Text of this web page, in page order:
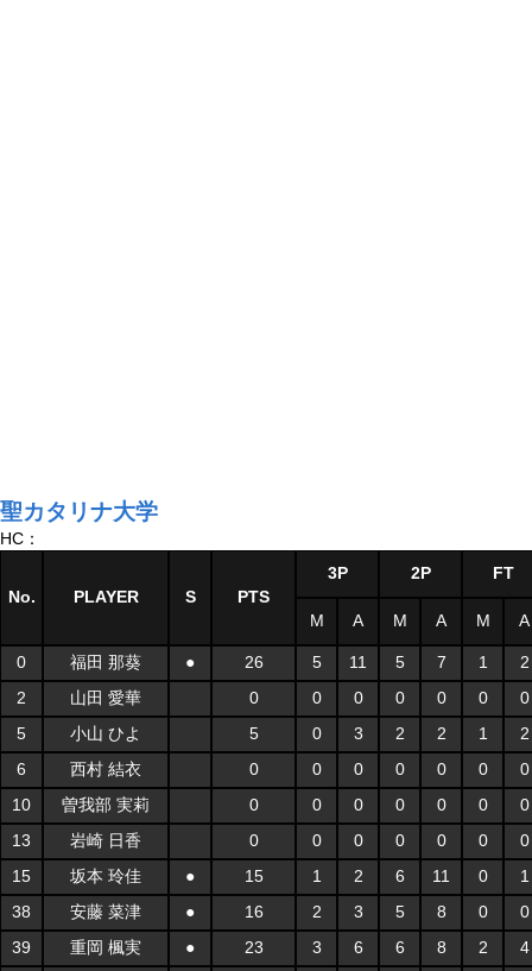
聖カタリナ大学
HC：
No. PLAYER S PTS
3P 2P FT
M A M A M A
0 福田 那葵 ● 26 5 11 5 7 1
2
2
山田 愛華 0 0 0 0 0 0
0
5
小山 ひよ 5 0 3 2 2 1
2
6
西村 結衣 0 0 0 0 0 0
0
10
曽我部 実莉 0 0 0 0 0 0
0
13
岩崎 日香 0 0 0 0 0 0
0
15
坂本 玲佳 ● 15 1 2 6 11 0
1
38
安藤 菜津 ● 16 2 3 5 8 0
0
39
重岡 楓実 ● 23 3 6 6 8 2
4